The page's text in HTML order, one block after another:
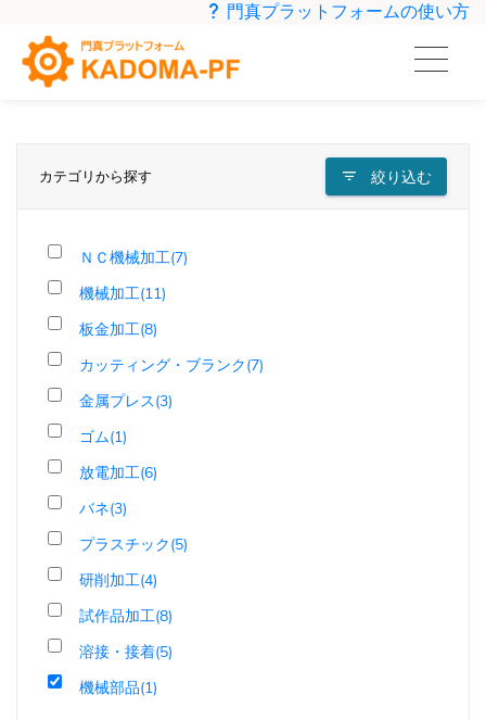
門真プラットフォームの使い方
カテゴリから探す 絞り込む
ＮＣ機械加工(7)
機械加工(11)
板金加工(8)
カッティング・ブランク(7)
金属プレス(3)
ゴム(1)
放電加工(6)
バネ(3)
プラスチック(5)
研削加工(4)
試作品加工(8)
溶接・接着(5)
機械部品(1)